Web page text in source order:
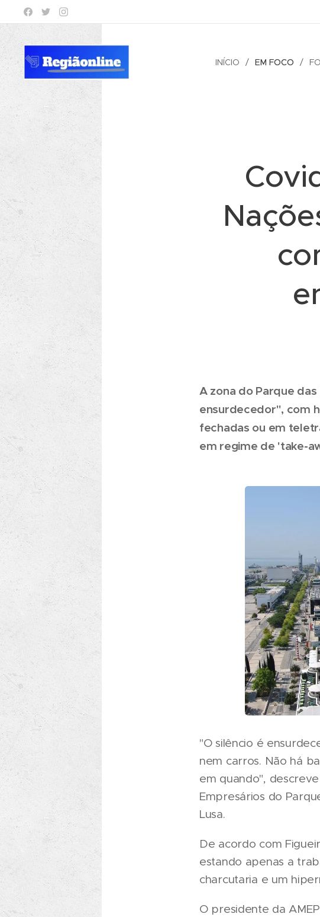
INÍCIO EM FOCO
A zona do Parque
ensurdecedor", com
fechadas ou em
em regime de 'take-
"O silêncio é
nem carros. Não há
em quando",
Empresários do
Lusa.
De acordo com
estando apenas a
charcutaria e um
O presidente da